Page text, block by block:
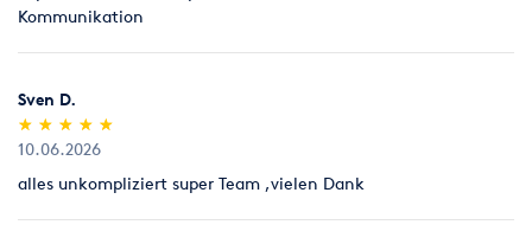
Kommunikation
Sven D.
(*)
★
★
(*) ★
★
(*) ★
★
(*) ★
★
(*) ★
★
10.06.2026
alles unkompliziert super Team ,vielen Dank